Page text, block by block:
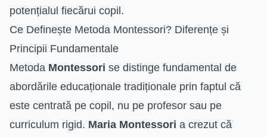
potențialul fiecărui copil.
Ce Definește Metoda Montessori? Diferențe și
Principii Fundamentale
Metoda Montessori se distinge fundamental de
abordările educaționale tradiționale prin faptul că
este centrată pe copil, nu pe profesor sau pe
curriculum rigid. Maria Montessori a crezut că